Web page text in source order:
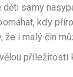
děti samy
kdy
že i malý čin
příležitostí